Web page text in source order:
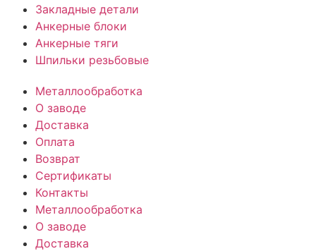
Закладные детали
Анкерные блоки
Анкерные тяги
Шпильки резьбовые
Металлообработка
О заводе
Доставка
Оплата
Возврат
Сертификаты
Контакты
Металлообработка
О заводе
Доставка